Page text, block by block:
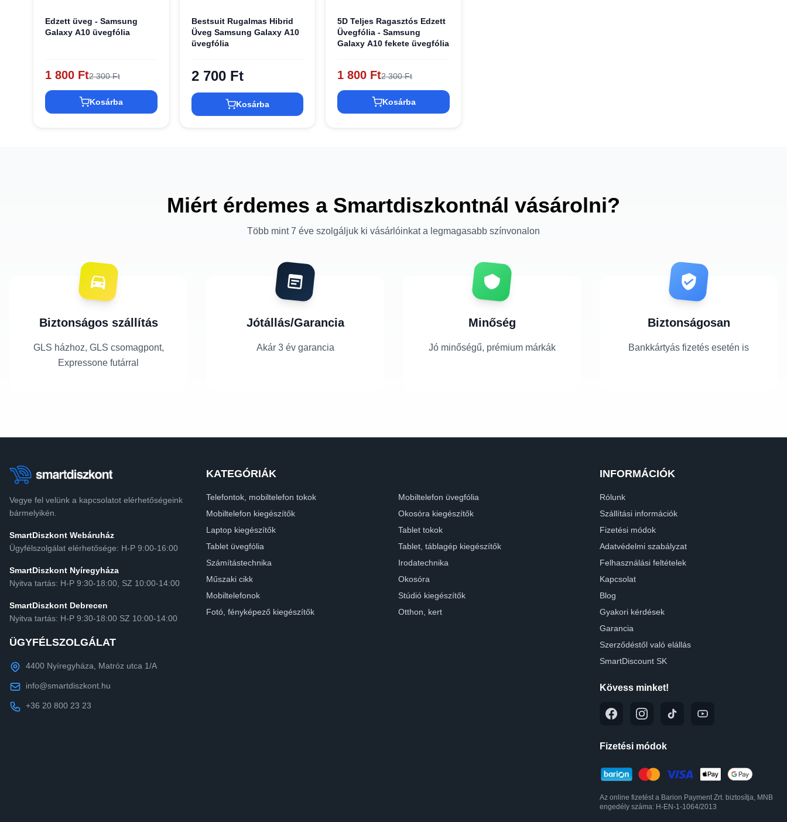
Edzett üveg - Samsung
Galaxy A10 üvegfólia
1 800 Ft2 300 Ft
Kosárba
Bestsuit Rugalmas Hibrid
Üveg Samsung Galaxy A10
üvegfólia
2 700 Ft
Kosárba
5D Teljes Ragasztós Edzett
Üvegfólia - Samsung
Galaxy A10 fekete üvegfólia
1 800 Ft2 300 Ft
Kosárba
Miért érdemes a Smartdiszkontnál vásárolni?
Több mint 7 éve szolgáljuk ki vásárlóinkat a legmagasabb színvonalon
Biztonságos szállítás
GLS házhoz, GLS csomagpont,
Expressone futárral
Jótállás/Garancia
Akár 3 év garancia
Minőség
Jó minőségű, prémium márkák
Biztonságosan
Bankkártyás fizetés esetén is
Vegye fel velünk a kapcsolatot elérhetőségeink
bármelyikén.
SmartDiszkont Webáruház
Ügyfélszolgálat elérhetősége: H-P 9:00-16:00
SmartDiszkont Nyíregyháza
Nyitva tartás: H-P 9:30-18:00, SZ 10:00-14:00
SmartDiszkont Debrecen
Nyitva tartás: H-P 9:30-18:00 SZ 10:00-14:00
ÜGYFÉLSZOLGÁLAT
4400 Nyíregyháza, Matróz utca 1/A
info@smartdiszkont.hu
+36 20 800 23 23
KATEGÓRIÁK
Telefontok, mobiltelefon tokok
Mobiltelefon üvegfólia
Mobiltelefon kiegészítők
Okosóra kiegészítők
Laptop kiegészítők
Tablet tokok
Tablet üvegfólia
Tablet, táblagép kiegészítők
Számítástechnika
Irodatechnika
Műszaki cikk
Okosóra
Mobiltelefonok
Stúdió kiegészítők
Fotó, fényképező kiegészítők
Otthon, kert
INFORMÁCIÓK
Rólunk
Szállítási információk
Fizetési módok
Adatvédelmi szabályzat
Felhasználási feltételek
Kapcsolat
Blog
Gyakori kérdések
Garancia
Szerződéstől való elállás
SmartDiscount SK
Kövess minket!
Fizetési módok
Az online fizetést a Barion Payment Zrt. biztosítja, MNB
engedély száma: H-EN-1-1064/2013